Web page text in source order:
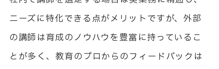
ニーズに特化できる点がメリットですが、外部
の講師は育成のノウハウを豊富に持っているこ
とが多く、教育のプロからのフィードバックは